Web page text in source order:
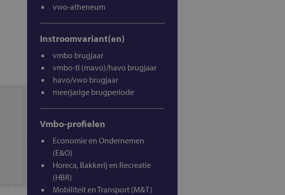
vwo-atheneum
Instroomvariant(en)
vmbo brugjaar
vmbo-tl (mavo)/havo brugjaar
havo/vwo brugjaar
meerjarige brugperiode
Vmbo-profielen
Economie en Ondernemen
(E&O)
Horeca, Bakkerij en Recreatie
(HBR)
Mobiliteit en Transport (M&T)